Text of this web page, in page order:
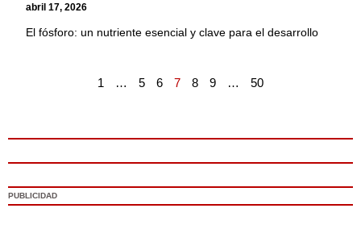
abril 17, 2026
El fósforo: un nutriente esencial y clave para el desarrollo
1 … 5 6 7 8 9 … 50
PUBLICIDAD